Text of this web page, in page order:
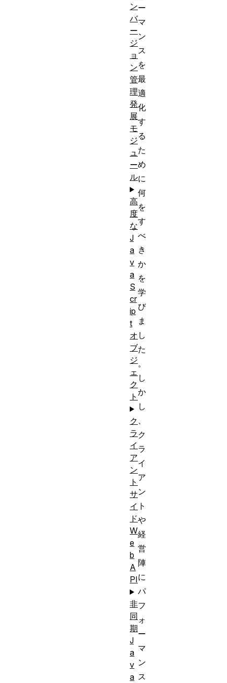
ー
マ
ン
ス
を
最
適
化
す
る
た
め
に
何
を
す
べ
き
か
を
学
び
ま
し
た
。
し
か
し
ク
ラ
イ
ア
ン
ト
や
経
営
陣
に
パ
フ
ォ
ー
マ
ン
ス
ン
バ
ー
ジ
ョ
ン
管
理
発
展
モ
ジ
ュ
ー
ル
高
度
な
J
a
v
a
S
cr
ip
t
オ
ブ
ジ
ェ
ク
ト
ク
ラ
イ
ア
ン
ト
サ
イ
ド
W
e
b
A
PI
非
同
期
J
a
v
a